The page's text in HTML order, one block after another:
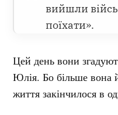
вийшли
поїхати».
Цей день вони
Юлія. Бо більше вона
життя закінчилося в